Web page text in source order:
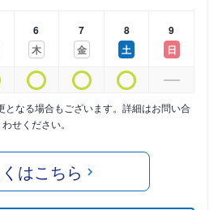
6
木
7
金
8
土
9
日
となる場合もございます。詳細はお問い合
わせください。
はこちら